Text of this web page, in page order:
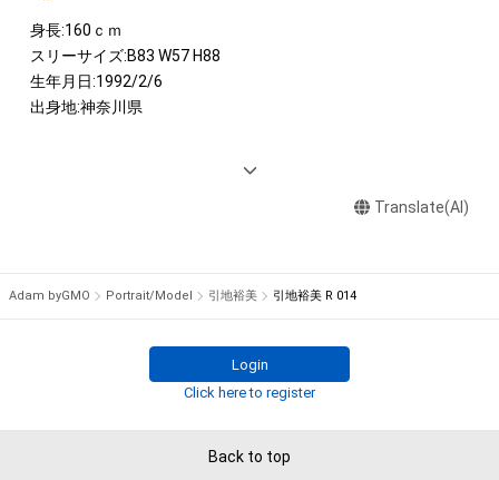
身長:160ｃｍ
スリーサイズ:B83 W57 H88
生年月日:1992/2/6
出身地:神奈川県
2020-2021 　　D'STATION フレッシュエンジェルズ
2019　UP GARAGE ドリフトエンジェルス
2014 - 2018　エヴァンゲリオンレーシング レースクイーン★
Translate(AI)
Adam byGMO Portrait/Model 引地裕美 引地裕美 R 014
Login
Click here to register
Back to top